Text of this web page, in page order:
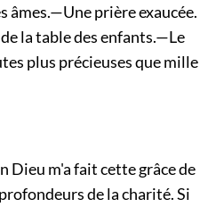
âmes.—Une prière exaucée.
la table des enfants.—Le
plus précieuses que mille
Dieu m'a fait cette grâce de
de la charité. Si